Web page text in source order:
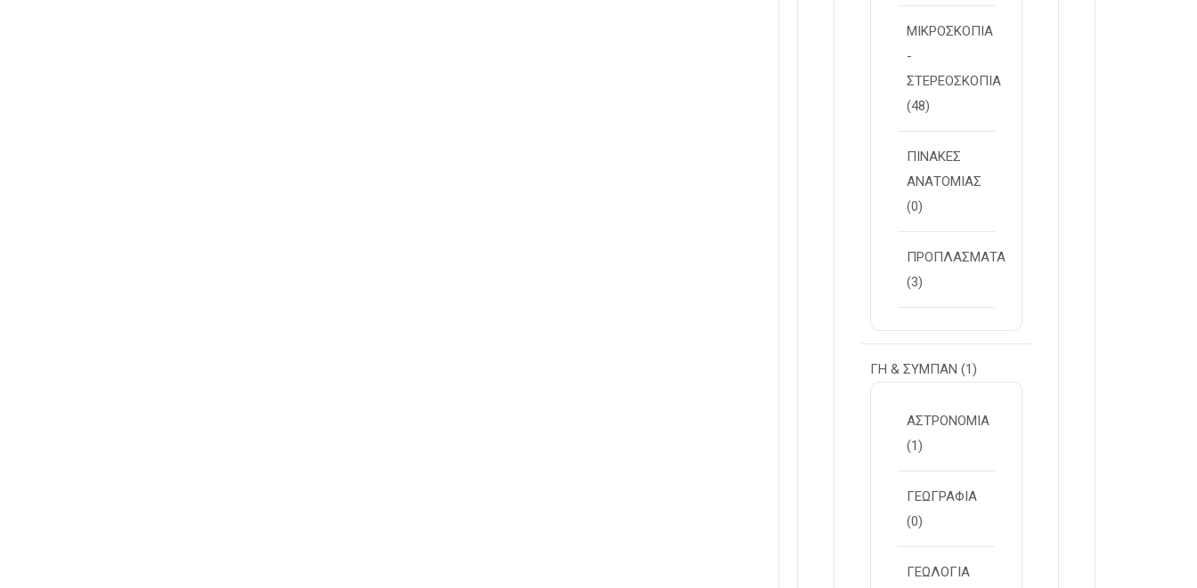
ΜΙΚΡΟΣΚΟΠΙΑ
-
ΣΤΕΡΕOΣΚΟΠΙΑ
(48)
ΠΙΝΑΚΕΣ
ΑΝΑΤΟΜΙΑΣ
(0)
ΠΡΟΠΛΑΣΜΑΤΑ
(3)
ΓΗ & ΣΥΜΠΑΝ (1)
ΑΣΤΡΟΝΟΜΙΑ
(1)
ΓΕΩΓΡΑΦΙΑ
(0)
ΓΕΩΛΟΓΙΑ